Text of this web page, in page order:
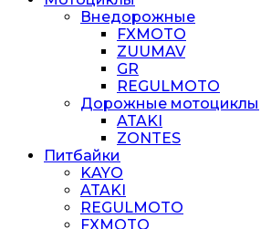
Внедорожные
FXMOTO
ZUUMAV
GR
REGULMOTO
Дорожные мотоциклы
ATAKI
ZONTES
Питбайки
KAYO
ATAKI
REGULMOTO
FXMOTO